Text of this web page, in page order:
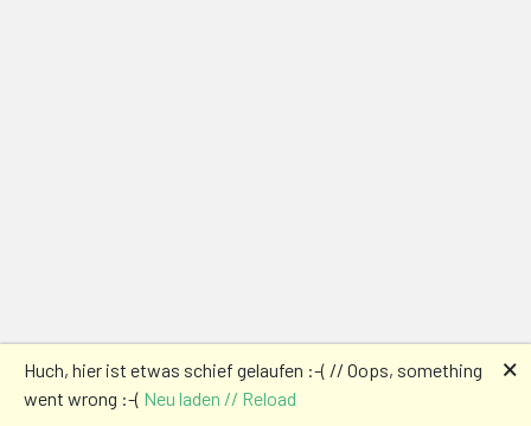
Huch, hier ist etwas schief gelaufen :-( // Oops, something
went wrong :-( Neu laden // Reload
🗙